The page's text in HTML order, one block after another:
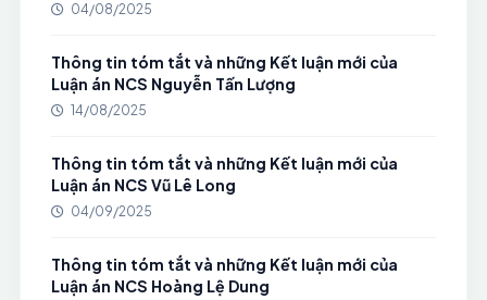
04/08/2025
Thông tin tóm tắt và những Kết luận mới của
Luận án NCS Nguyễn Tấn Lượng
14/08/2025
Thông tin tóm tắt và những Kết luận mới của
Luận án NCS Vũ Lê Long
04/09/2025
Thông tin tóm tắt và những Kết luận mới của
Luận án NCS Hoàng Lệ Dung